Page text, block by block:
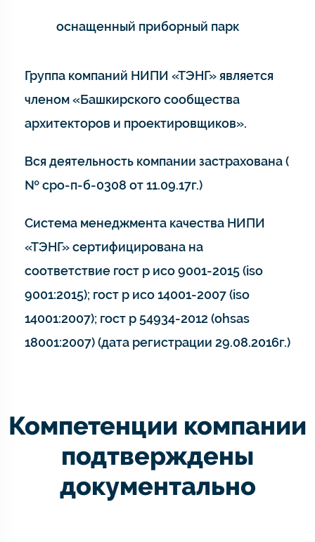
оснащенный приборный парк
Группа компаний НИПИ «ТЭНГ» является
членом «Башкирского сообщества
архитекторов и проектировщиков».
Вся деятельность компании застрахована (
№ сро-п-б-0308 от 11.09.17г.)
Система менеджмента качества НИПИ
«ТЭНГ» сертифицирована на
соответствие гост р исо 9001-2015 (iso
9001:2015); гост р исо 14001-2007 (iso
14001:2007); гост р 54934-2012 (ohsas
18001:2007) (дата регистрации 29.08.2016г.)
Компетенции компании
подтверждены
документально